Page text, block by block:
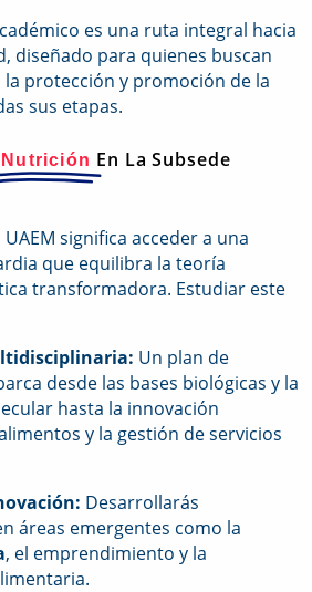
es una ruta integral hacia
diseñado para quienes buscan
protección y promoción de la
sus etapas.
Nutrición En La Subsede
significa acceder a una
que equilibra la teoría
transformadora. Estudiar este
Un plan de
desde las bases biológicas y la
hasta la innovación
y la gestión de servicios
Desarrollarás
áreas emergentes como la
, el emprendimiento y la